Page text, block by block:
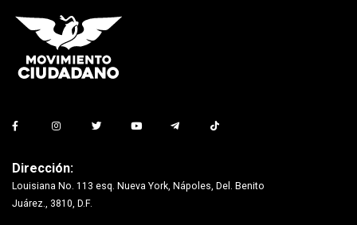
Dirección:
Louisiana No. 113 esq. Nueva York, Nápoles, Del. Benito
Juárez., 3810, D.F.